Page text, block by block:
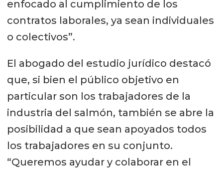
enfocado al cumplimiento de los
contratos laborales, ya sean individuales
o colectivos”.
El abogado del estudio jurídico destacó
que, si bien el público objetivo en
particular son los trabajadores de la
industria del salmón, también se abre la
posibilidad a que sean apoyados todos
los trabajadores en su conjunto.
“Queremos ayudar y colaborar en el